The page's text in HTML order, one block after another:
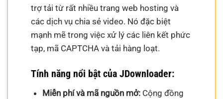
trợ tải từ rất nhiều trang web hosting và
các dịch vụ chia sẻ video. Nó đặc biệt
mạnh mẽ trong việc xử lý các liên kết phức
tạp, mã CAPTCHA và tải hàng loạt.
Tính năng nổi bật của JDownloader:
Miễn phí và mã nguồn mở:Cộng đồng